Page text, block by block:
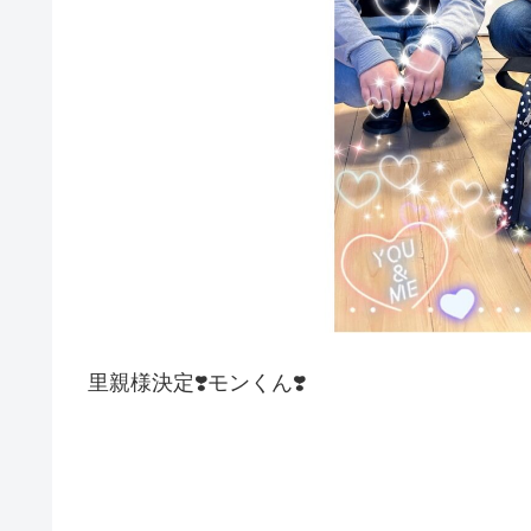
里親様決定❣️モンくん❣️